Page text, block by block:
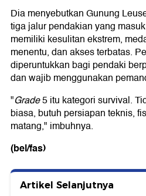
Dia menyebutkan Gunung
tiga jalur pendakian yang masuk
memiliki kesulitan ekstrem,
menentu, dan akses terbatas.
diperuntukkan bagi pendaki
dan wajib menggunakan
"Grade5 itu kategori survival.
biasa, butuh persiapan teknis,
matang," imbuhnya.
(bel/fas)
Artikel Selanjutnya